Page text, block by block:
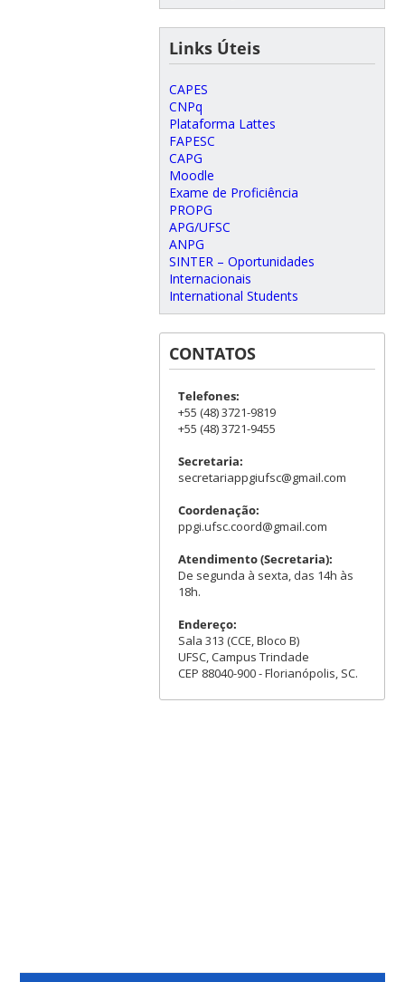
Links Úteis
CAPES
CNPq
Plataforma Lattes
FAPESC
CAPG
Moodle
Exame de Proficiência
PROPG
APG/UFSC
ANPG
SINTER – Oportunidades
Internacionais
International Students
CONTATOS
Telefones:
+55 (48) 3721-9819
+55 (48) 3721-9455
Secretaria:
secretariappgiufsc@gmail.com
Coordenação:
ppgi.ufsc.coord@gmail.com
Atendimento (Secretaria):
De segunda à sexta, das 14h às
18h.
Endereço:
Sala 313 (CCE, Bloco B)
UFSC, Campus Trindade
CEP 88040-900 - Florianópolis, SC.